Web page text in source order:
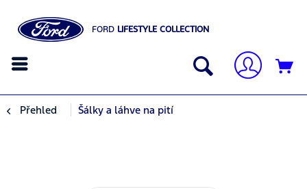
FORD LIFESTYLE COLLECTION
Přehled Šálky a láhve na pití